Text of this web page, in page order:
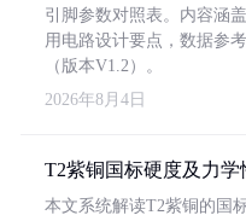
引脚参数对照表。内容涵
用电路设计要点，数据参
（版本V1.2）。
2026年8月4日
T2紫铜国标硬度及力学
本文系统解读T2紫铜的国